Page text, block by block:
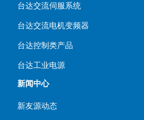
台达交流伺服系统
台达交流电机变频器
台达控制类产品
台达工业电源
新闻中心
新友源动态